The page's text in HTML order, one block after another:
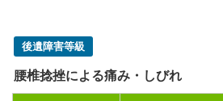
後遺障害等級
腰椎捻挫による痛み・しびれ